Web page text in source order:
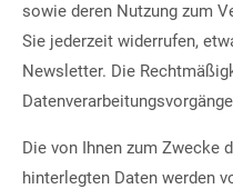
sowie deren Nutzung zum
Sie jederzeit widerrufen,
Newsletter. Die
Die von Ihnen zum Zwecke
hinterlegten Daten werden